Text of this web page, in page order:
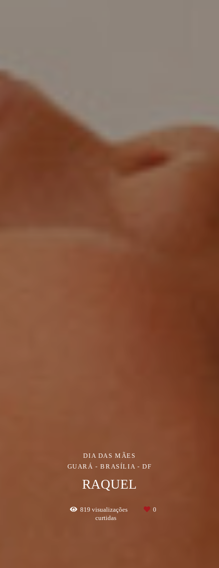
DIA DAS MÃES
GUARÁ - BRASÍLIA - DF
RAQUEL
819 visualizações
0
curtidas